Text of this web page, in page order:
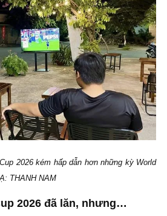
2026 kém hấp dẫn hơn những kỳ World
THANH NAM
2026 đã lăn, nhưng…